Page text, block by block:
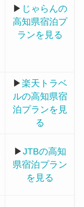
▶ じゃらんの
高知県宿泊プ
ランを見る
▶楽天トラベ
ルの高知県宿
泊プランを見
る
▶JTBの高知
県宿泊プラン
を見る